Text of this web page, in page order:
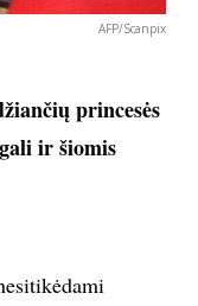
AFP/Scanpix
princesės
ir šiomis